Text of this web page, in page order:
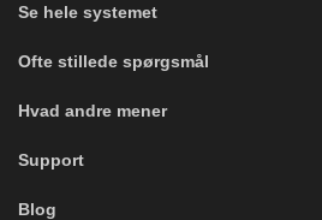
Se hele systemet
Ofte stillede spørgsmål
Hvad andre mener
Support
Blog